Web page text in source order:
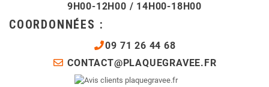
9H00-12H00 / 14H00-18H00
COORDONNÉES :
09 71 26 44 68
CONTACT@PLAQUEGRAVEE.FR